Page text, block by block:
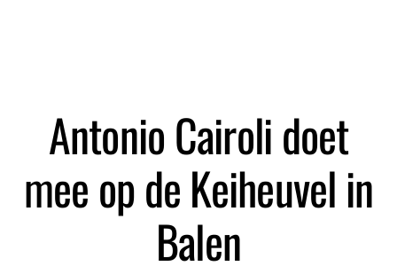
Antonio Cairoli doet
mee op de Keiheuvel in
Balen